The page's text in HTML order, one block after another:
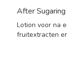
After
Lotion voor na
fruitextracten